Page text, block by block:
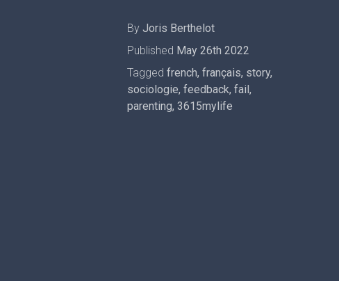
By Joris Berthelot
Published May 26th 2022
Tagged french, français, story,
sociologie, feedback, fail,
parenting, 3615mylife